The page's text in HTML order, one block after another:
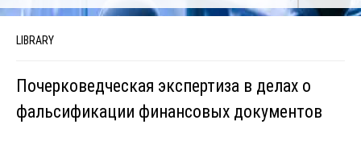
LIBRARY
Почерковедческая экспертиза в делах о
фальсификации финансовых документов